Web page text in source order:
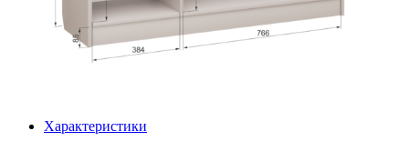
Характеристики